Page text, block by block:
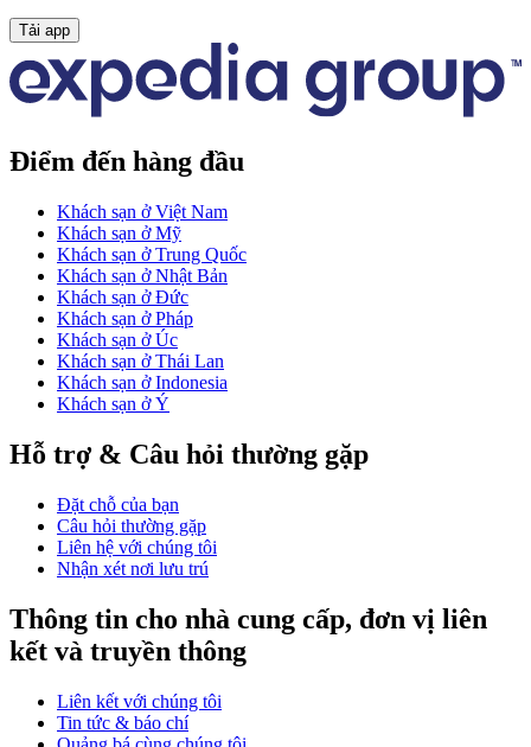
Tải app
Điểm đến hàng đầu
Khách sạn ở Việt Nam
Khách sạn ở Mỹ
Khách sạn ở Trung Quốc
Khách sạn ở Nhật Bản
Khách sạn ở Đức
Khách sạn ở Pháp
Khách sạn ở Úc
Khách sạn ở Thái Lan
Khách sạn ở Indonesia
Khách sạn ở Ý
Hỗ trợ & Câu hỏi thường gặp
Đặt chỗ của bạn
Câu hỏi thường gặp
Liên hệ với chúng tôi
Nhận xét nơi lưu trú
Thông tin cho nhà cung cấp, đơn vị liên
kết và truyền thông
Liên kết với chúng tôi
Tin tức & báo chí